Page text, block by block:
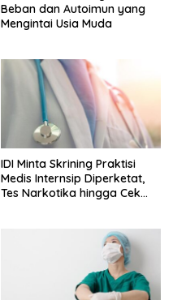
Beban dan Autoimun yang
Mengintai Usia Muda
IDI Minta Skrining Praktisi
Medis Internsip Diperketat,
Tes Narkotika hingga Cek